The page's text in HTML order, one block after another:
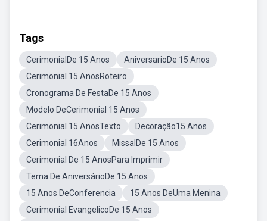
Tags
CerimonialDe 15 Anos
AniversarioDe 15 Anos
Cerimonial 15 AnosRoteiro
Cronograma De FestaDe 15 Anos
Modelo DeCerimonial 15 Anos
Cerimonial 15 AnosTexto
Decoração15 Anos
Cerimonial 16Anos
MissalDe 15 Anos
Cerimonial De 15 AnosPara Imprimir
Tema De AniversárioDe 15 Anos
15 Anos DeConferencia
15 Anos DeUma Menina
Cerimonial EvangelicoDe 15 Anos